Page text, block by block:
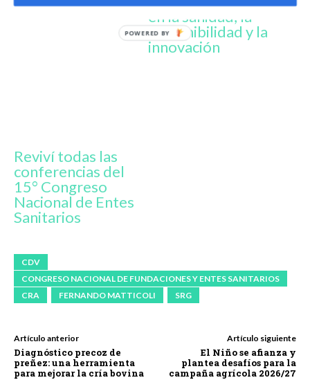
en la sanidad, la
sostenibilidad y la
innovación
Reviví todas las
conferencias del
15° Congreso
Nacional de Entes
Sanitarios
CDV
CONGRESO NACIONAL DE FUNDACIONES Y ENTES SANITARIOS
CRA
FERNANDO MATTICOLI SRG
Artículo anterior
Diagnóstico precoz de
preñez: una herramienta
para mejorar la cría bovina
Artículo siguiente
El Niño se afianza y
plantea desafíos para la
campaña agrícola 2026/27